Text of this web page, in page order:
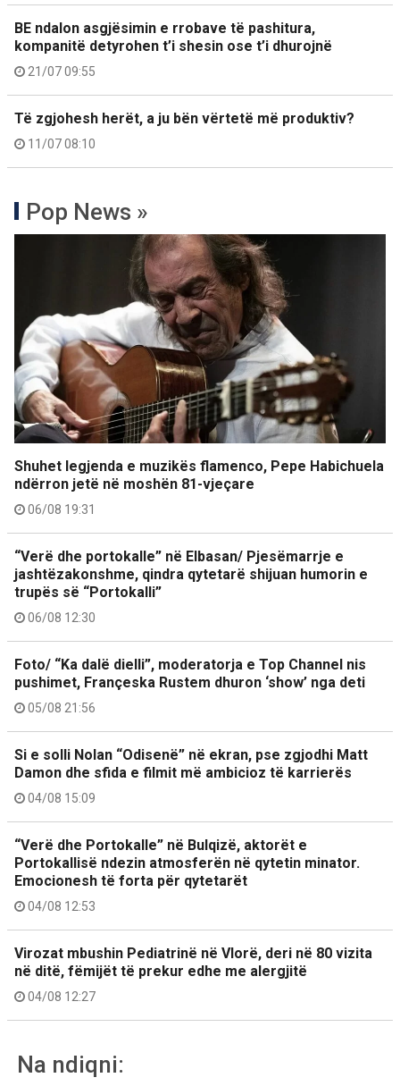
BE ndalon asgjësimin e rrobave të pashitura,
kompanitë detyrohen t’i shesin ose t’i dhurojnë
21/07 09:55
Të zgjohesh herët, a ju bën vërtetë më produktiv?
11/07 08:10
Pop News »
Shuhet legjenda e muzikës flamenco, Pepe Habichuela
ndërron jetë në moshën 81-vjeçare
06/08 19:31
“Verë dhe portokalle” në Elbasan/ Pjesëmarrje e
jashtëzakonshme, qindra qytetarë shijuan humorin e
trupës së “Portokalli”
06/08 12:30
Foto/ “Ka dalë dielli”, moderatorja e Top Channel nis
pushimet, Françeska Rustem dhuron ‘show’ nga deti
05/08 21:56
Si e solli Nolan “Odisenë” në ekran, pse zgjodhi Matt
Damon dhe sfida e filmit më ambicioz të karrierës
04/08 15:09
“Verë dhe Portokalle” në Bulqizë, aktorët e
Portokallisë ndezin atmosferën në qytetin minator.
Emocionesh të forta për qytetarët
04/08 12:53
Virozat mbushin Pediatrinë në Vlorë, deri në 80 vizita
në ditë, fëmijët të prekur edhe me alergjitë
04/08 12:27
Na ndiqni: